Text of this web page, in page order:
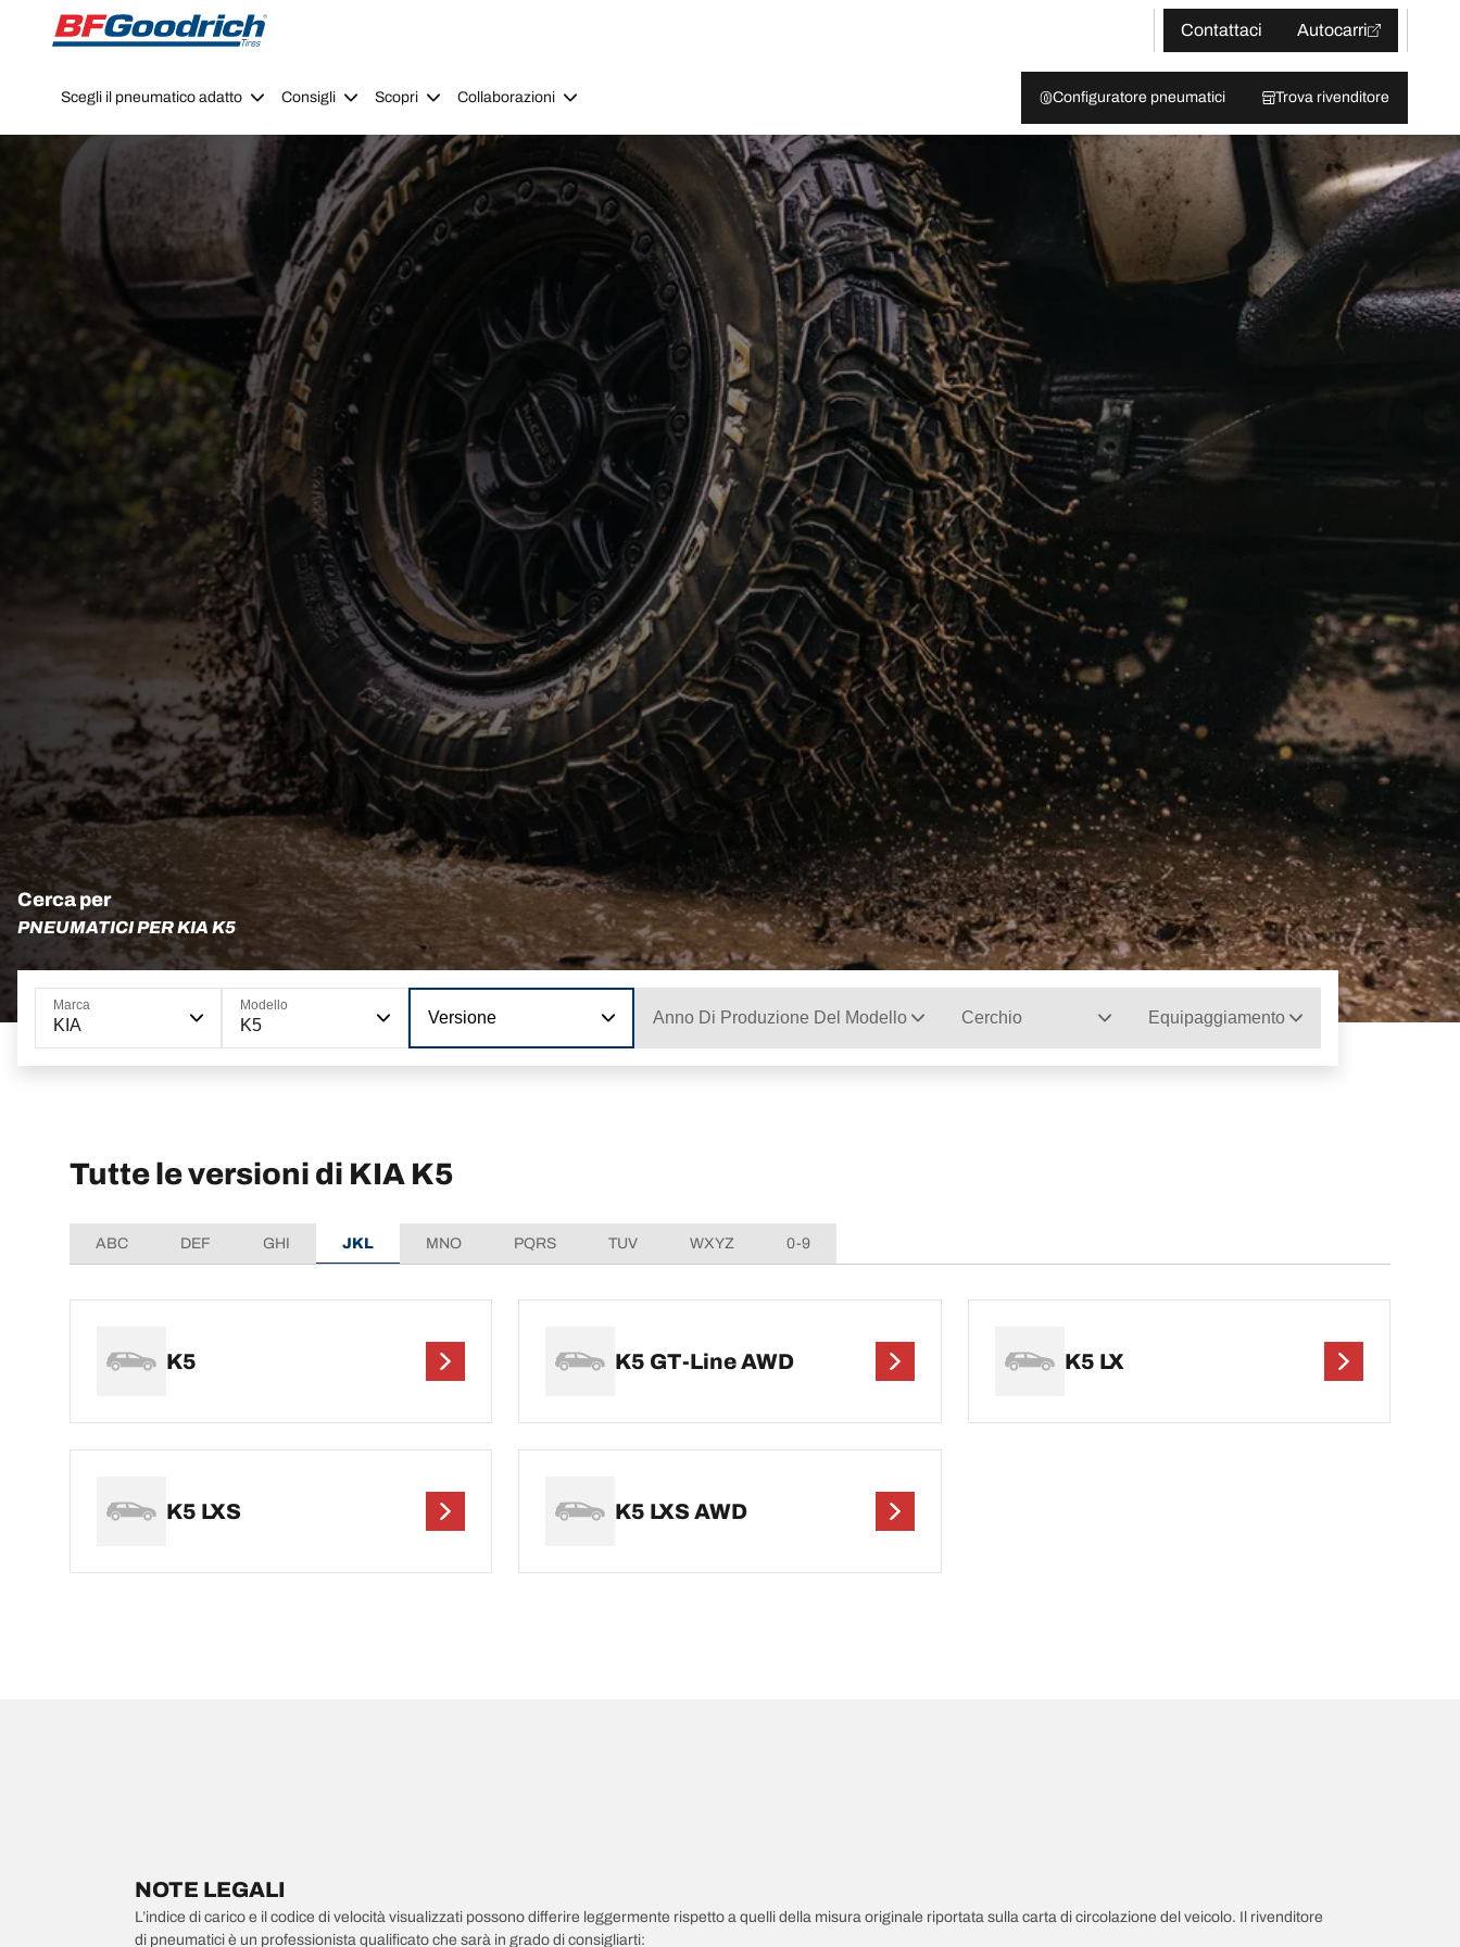
Go to page content
Go to page navigation
Contattaci
Autocarri
Scegli il pneumatico adatto Consigli Scopri Collaborazioni Configuratore pneumatici Trova rivenditore
Cerca per
PNEUMATICI PER KIA K5
Marca
KIA
Modello
K5 Versione Anno Di Produzione Del Modello Cerchio Equipaggiamento
Tutte le versioni di KIA K5
ABC DEF GHI JKL MNO PQRS TUV WXYZ 0-9
K5 K5 GT-Line AWD K5 LX
K5 LXS K5 LXS AWD
NOTE LEGALI
L’indice di carico e il codice di velocità visualizzati possono differire leggermente rispetto a quelli della misura originale riportata sulla carta di circolazione del veicolo. Il rivenditore
di pneumatici è un professionista qualificato che sarà in grado di consigliarti: